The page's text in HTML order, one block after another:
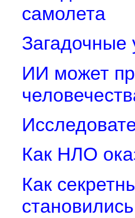
самолета
Загадочные
ИИ может
Как НЛО
Как